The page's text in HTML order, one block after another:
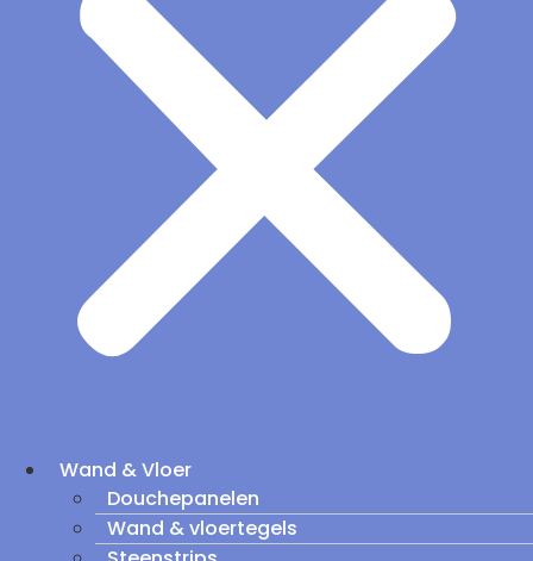
Wand & Vloer
Douchepanelen
Wand & vloertegels